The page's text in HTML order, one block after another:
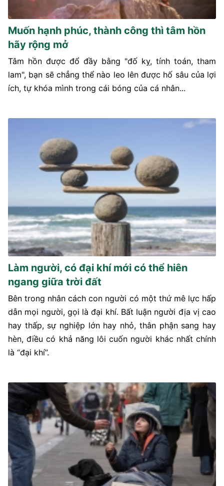
Muốn hạnh phúc, thành công thì tâm hồn
hãy rộng mở
Tâm hồn được đổ đầy bằng "đố kỵ, tính toán, tham
lam", bạn sẽ chẳng thể nào leo lên được hố sâu của lợi
ích, tự khóa mình trong cái bóng của cá nhân...
Làm người, có đại khí mới có thể hiên
ngang giữa trời đất
Bên trong nhân cách con người có một thứ mê lực hấp
dẫn mọi người, gọi là đại khí. Bất luận người địa vị cao
hay thấp, sự nghiệp lớn hay nhỏ, thân phận sang hay
hèn, điều có khả năng lôi cuốn người khác nhất chính
là “đại khí”.